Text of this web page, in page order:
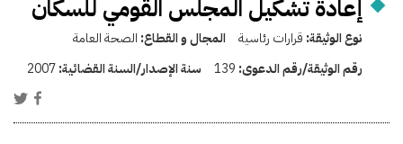
إعادة تشكيل المجلس القومي للسكان
نوع الوثيقة: قرارات رئاسية المجال و القطاع: الصحة العامة
رقم الوثيقة/رقم الدعوى: 139 سنة الإصدار/السنة القضائية:2007